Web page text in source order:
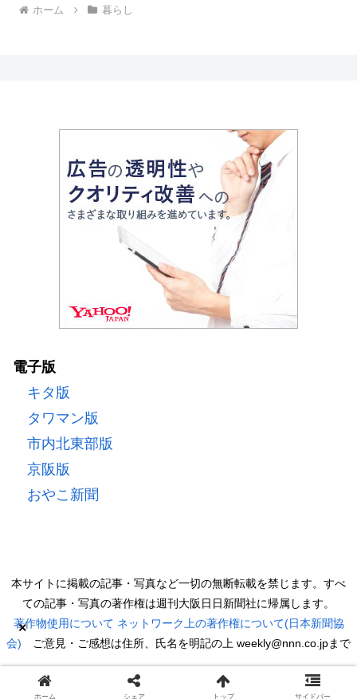
ホーム 暮らし
×
電子版
キタ版
タワマン版
市内北東部版
京阪版
おやこ新聞
本サイトに掲載の記事・写真など一切の無断転載を禁じます。すべ
ての記事・写真の著作権は週刊大阪日日新聞社に帰属します。
著作物使用について ネットワーク上の著作権について(日本新聞協
会) ご意見・ご感想は住所、氏名を明記の上 weekly@nnn.co.jpまで
Copyright © 2022 週刊大阪日日新聞 All Rights Reserved.
ホーム シェア トップ サイドバー